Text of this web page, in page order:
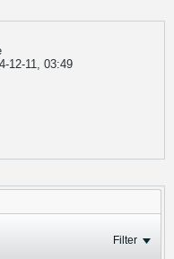
12-11, 03:49
Filter